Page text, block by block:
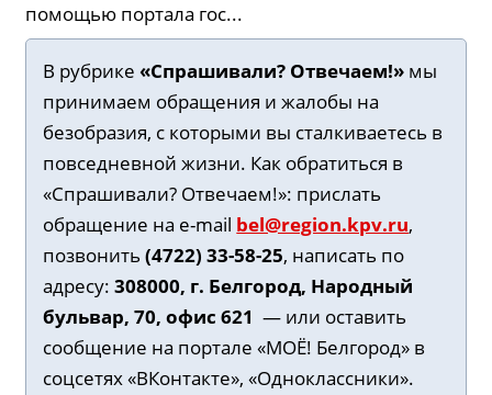
помощью портала гос...
В рубрике «Спрашивали? Отвечаем!» мы
принимаем обращения и жалобы на
безобразия, с которыми вы сталкиваетесь в
повседневной жизни. Как обратиться в
«Спрашивали? Отвечаем!»: прислать
обращение на e-mail bel@region.kpv.ru,
позвонить(4722) 33-58-25, написать по
адресу:308000, г. Белгород, Народный
бульвар, 70, офис 621 — или оставить
сообщение на портале «МОЁ! Белгород» в
соцсетях «ВКонтакте», «Одноклассники».